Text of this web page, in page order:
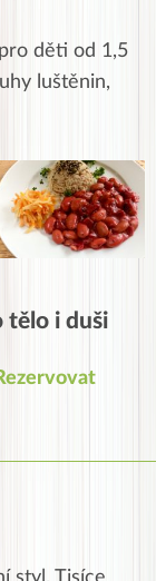
děti od 1,5
luštěnin,
tělo i duši